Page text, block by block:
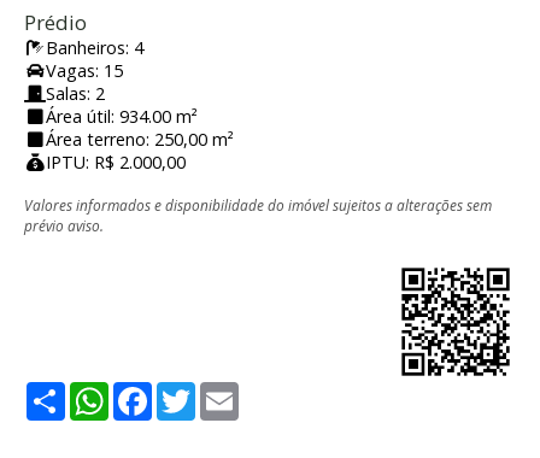
Prédio
Banheiros: 4
Vagas: 15
Salas: 2
Área útil: 934.00 m²
Área terreno: 250,00 m²
IPTU: R$ 2.000,00
Valores informados e disponibilidade do imóvel sujeitos a alterações sem
prévio aviso.
ShareWhatsApp
Facebook
Twitter